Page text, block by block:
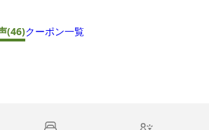
(46)クーポン一覧